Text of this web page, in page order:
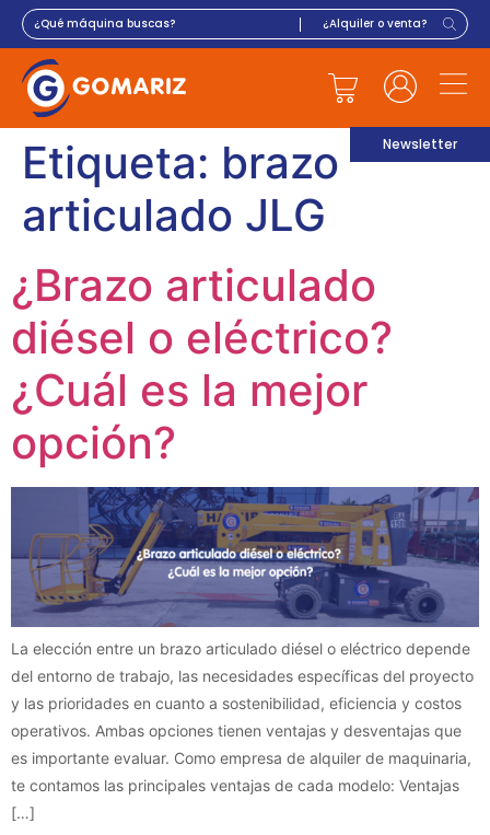
Newsletter
Etiqueta: brazo
articulado JLG
¿Brazo articulado
diésel o eléctrico?
¿Cuál es la mejor
opción?
La elección entre un brazo articulado diésel o eléctrico depende
del entorno de trabajo, las necesidades específicas del proyecto
y las prioridades en cuanto a sostenibilidad, eficiencia y costos
operativos. Ambas opciones tienen ventajas y desventajas que
es importante evaluar. Como empresa de alquiler de maquinaria,
te contamos las principales ventajas de cada modelo: Ventajas
[…]